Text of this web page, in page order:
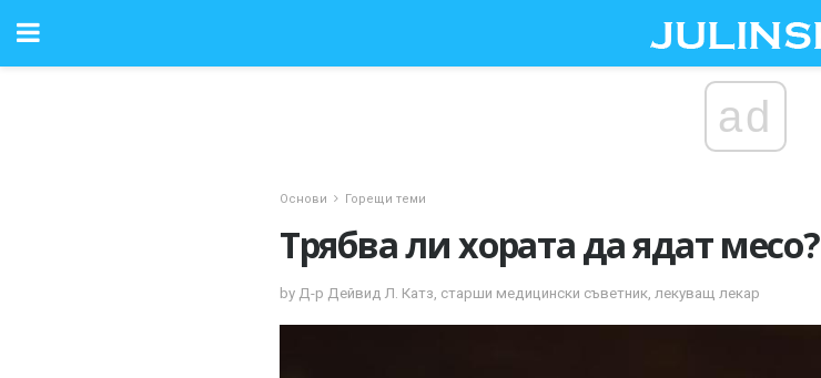
ad
Основи Горещи теми
Трябва ли хората да ядат месо?
by Д-р Дейвид Л. Катз, старши медицински съветник, лекуващ лекар